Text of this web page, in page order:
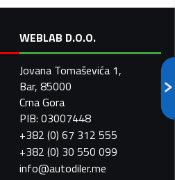
WEBLAB D.O.O.
Jovana Tomaševića 1,
Bar, 85000
Crna Gora
PIB: 03007448
+382 (0) 67 312 555
+382 (0) 30 550 099
info@autodiler.me